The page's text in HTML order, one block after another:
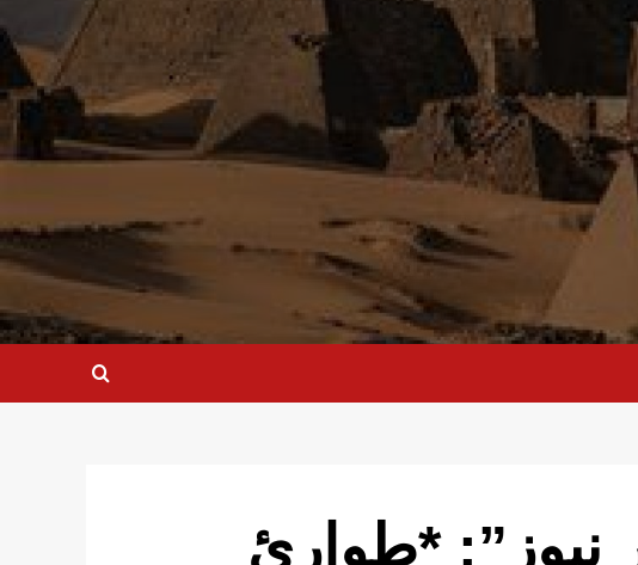
نيوز”: *طوارئ